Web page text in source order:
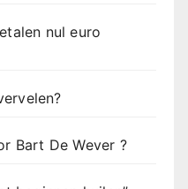
nul euro
Bart De Wever ?